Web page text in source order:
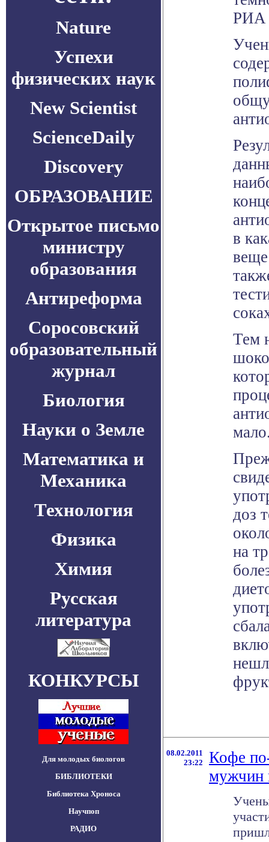
Nature
Успехи
физических наук
New Scientist
ScienceDaily
Discovery
ОБРАЗОВАНИЕ
Открытое письмо
министру
образования
Антиреформа
Соросовский
образовательный
журнал
Биология
Науки о Земле
Математика и
Механика
Технология
Физика
Химия
Русская
литература
КОНКУРСЫ
Для молодых биологов
БИБЛИОТЕКИ
Библиотека Хроноса
Научпоп
РАДИО
РИА
в
Тем
доз
на
08.02.2011
23:22
Кофе
мужчин